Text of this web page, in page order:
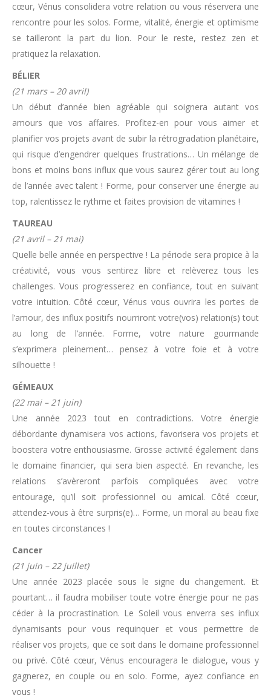
cœur, Vénus consolidera votre relation ou vous réservera une
rencontre pour les solos. Forme, vitalité, énergie et optimisme
se tailleront la part du lion. Pour le reste, restez zen et
pratiquez la relaxation.
BÉLIER
(21 mars – 20 avril)
Un début d’année bien agréable qui soignera autant vos
amours que vos affaires. Profitez-en pour vous aimer et
planifier vos projets avant de subir la rétrogradation planétaire,
qui risque d’engendrer quelques frustrations… Un mélange de
bons et moins bons influx que vous saurez gérer tout au long
de l’année avec talent ! Forme, pour conserver une énergie au
top, ralentissez le rythme et faites provision de vitamines !
TAUREAU
(21 avril – 21 mai)
Quelle belle année en perspective ! La période sera propice à la
créativité, vous vous sentirez libre et relèverez tous les
challenges. Vous progresserez en confiance, tout en suivant
votre intuition. Côté cœur, Vénus vous ouvrira les portes de
l’amour, des influx positifs nourriront votre(vos) relation(s) tout
au long de l’année. Forme, votre nature gourmande
s’exprimera pleinement… pensez à votre foie et à votre
silhouette !
GÉMEAUX
(22 mai – 21 juin)
Une année 2023 tout en contradictions. Votre énergie
débordante dynamisera vos actions, favorisera vos projets et
boostera votre enthousiasme. Grosse activité également dans
le domaine financier, qui sera bien aspecté. En revanche, les
relations s’avèreront parfois compliquées avec votre
entourage, qu’il soit professionnel ou amical. Côté cœur,
attendez-vous à être surpris(e)… Forme, un moral au beau fixe
en toutes circonstances !
Cancer
(21 juin – 22 juillet)
Une année 2023 placée sous le signe du changement. Et
pourtant… il faudra mobiliser toute votre énergie pour ne pas
céder à la procrastination. Le Soleil vous enverra ses influx
dynamisants pour vous requinquer et vous permettre de
réaliser vos projets, que ce soit dans le domaine professionnel
ou privé. Côté cœur, Vénus encouragera le dialogue, vous y
gagnerez, en couple ou en solo. Forme, ayez confiance en
vous !